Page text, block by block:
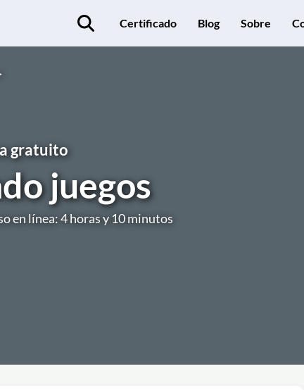
Certificado Blog Sobre
gratuito
juegos
en línea: 4 horas y 10 minutos